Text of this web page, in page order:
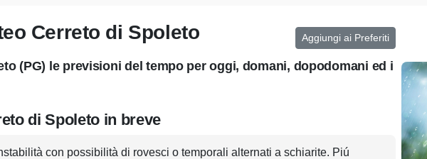
Cerreto di Spoleto Aggiungi ai Preferiti
(PG) le previsioni del tempo per oggi, domani, dopodomani ed i
di Spoleto in breve
con possibilità di rovesci o temporali alternati a schiarite. Piú